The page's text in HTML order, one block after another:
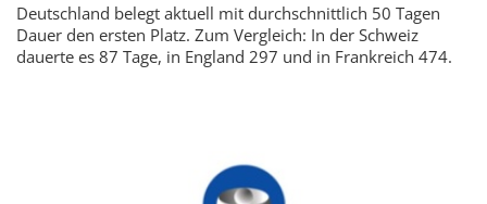
Deutschland belegt aktuell mit durchschnittlich 50 Tagen
Dauer den ersten Platz. Zum Vergleich: In der Schweiz
dauerte es 87 Tage, in England 297 und in Frankreich 474.